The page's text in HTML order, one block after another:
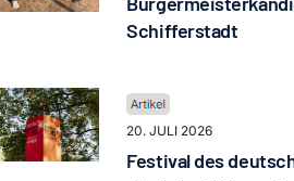
Schifferstadt
20. JULI 2026
Festival des